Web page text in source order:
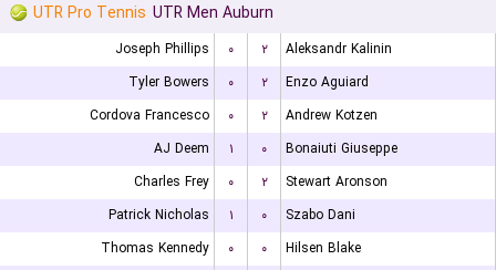
UTR Pro Tennis UTR Men Auburn
Joseph Phillips ۰ ۲
Aleksandr Kalinin
Tyler Bowers
۰ ۲
Enzo Aguiard
Cordova Francesco
۰ ۲
Andrew Kotzen
AJ Deem
۱ ۰
Bonaiuti Giuseppe
Charles Frey
۰ ۲
Stewart Aronson
Patrick Nicholas
۱ ۰
Szabo Dani
Thomas Kennedy
۰ ۰
Hilsen Blake